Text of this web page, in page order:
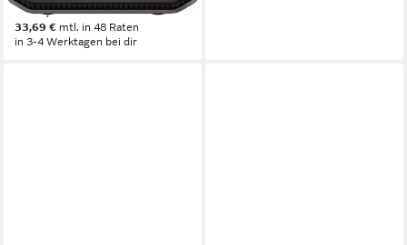
1.160,52 €
33,69 € mtl. in 48 Raten
in 3-4 Werktagen bei dir